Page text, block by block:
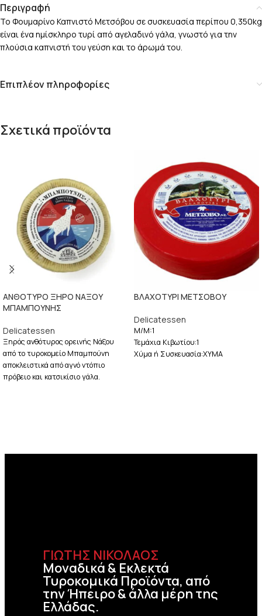
Περιγραφή
Το Φουμαρίνο Καπνιστό Μετσόβου σε συσκευασία περίπου 0,350kg
είναι ένα ημίσκληρο τυρί από αγελαδινό γάλα, γνωστό για την
πλούσια καπνιστή του γεύση και το άρωμά του.
Επιπλέον πληροφορίες
Σχετικά προϊόντα
ΑΝΘΟΤΥΡΟ ΞΗΡΟ ΝΑΞΟΥ
ΜΠΑΜΠΟΥΝΗΣ
Delicatessen
Ξηρός ανθότυρος ορεινής Νάξου
από το τυροκομείο Μπαμπούνη
αποκλειστικά από αγνό ντόπιο
πρόβειο και κατσικίσιο γάλα.
ΒΛΑΧΟΤΥΡΙ ΜΕΤΣΟΒΟΥ
Delicatessen
M/M:1
Τεμάχια Κιβωτίου:1
Χύμα ή Συσκευασία:ΧΥΜΑ
ΓΙΩΤΗΣ ΝΙΚΟΛΑΟΣ
Μοναδικά & Εκλεκτά
Τυροκομικά Προϊόντα, από
την Ήπειρο & άλλα μέρη της
Ελλάδας.